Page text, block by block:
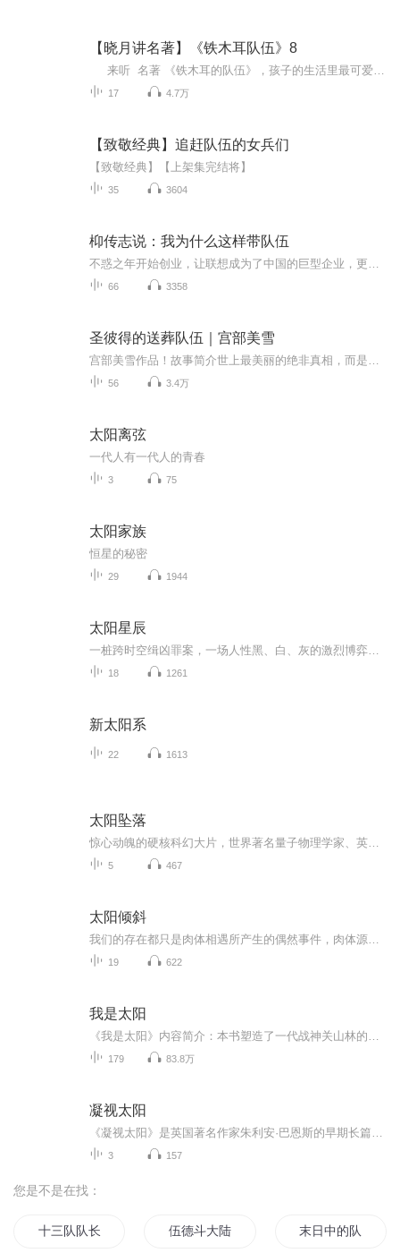
【晓月讲名著】《铁木耳队伍》8
17 4.7万
【致敬经典】追赶队伍的女兵们
【致敬经典】【上架集完结将】
35 3604
枊传志说：我为什么这样带队伍
66 3358
圣彼得的送葬队伍｜宫部美雪
56 3.4万
太阳离弦
一代人有一代人的青春
3 75
太阳家族
恒星的秘密
29 1944
太阳星辰
18 1261
新太阳系
22 1613
太阳坠落
5 467
太阳倾斜
19 622
我是太阳
179 83.8万
凝视太阳
3 157
您是不是在找：
十三队队长 伍德斗大陆 末日中的队伍